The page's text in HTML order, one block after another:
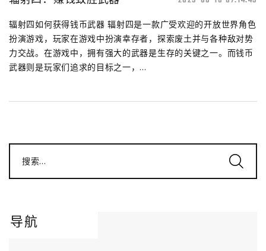
辐射四如何获得钱币武器 辐射四是一款广受欢迎的开放世界角色
扮演游戏，玩家在游戏中扮演幸存者，探索废土并与各种敌对势
力交战。在游戏中，拥有强大的武器是生存的关键之一。而钱币
武器则是玩家们追求的目标之一，...
搜索...
导航